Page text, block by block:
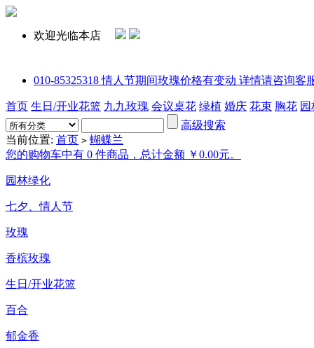
欢迎光临本店
010-85325318 情人节期间玫瑰价格有变动 详情请咨询客
首页 生日/开业花篮 九九玫瑰 会议桌花 绿植 婚庆 花束 胸花
高级搜索
当前位置: 首页 > 蝴蝶兰
您的购物车中有 0 件商品，总计金额 ￥0.00元。
园林绿化
七夕、情人节
玫瑰
香槟玫瑰
生日/开业花篮
百合
郁金香